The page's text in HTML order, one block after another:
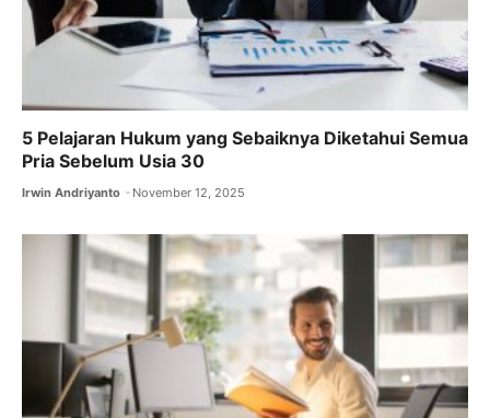
5 Pelajaran Hukum yang Sebaiknya Diketahui Semua
Pria Sebelum Usia 30
Irwin Andriyanto November 12, 2025